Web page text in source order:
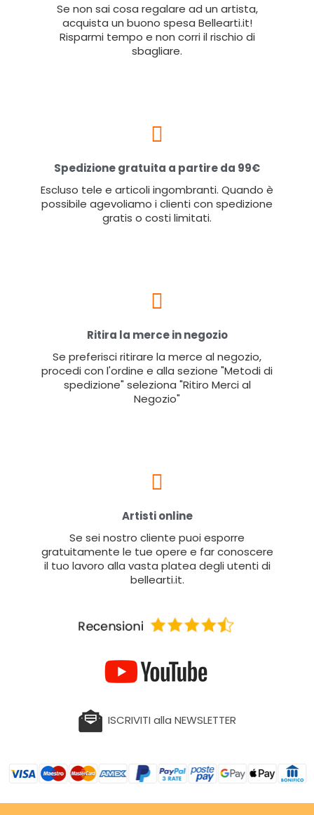
Se non sai cosa regalare ad un artista,
acquista un buono spesa Bellearti.it!
Risparmi tempo e non corri il rischio di
sbagliare.
Spedizione gratuita a partire da 99€
Escluso tele e articoli ingombranti. Quando è
possibile agevoliamo i clienti con spedizione
gratis o costi limitati.
Ritira la merce in negozio
Se preferisci ritirare la merce al negozio,
procedi con l'ordine e alla sezione "Metodi di
spedizione" seleziona "Ritiro Merci al
Negozio"
Artisti online
Se sei nostro cliente puoi esporre
gratuitamente le tue opere e far conoscere
il tuo lavoro alla vasta platea degli utenti di
bellearti.it.
ISCRIVITI alla NEWSLETTER